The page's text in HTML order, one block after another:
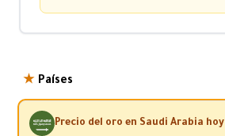
★ Países
Precio del oro en Saudi Arabia hoy